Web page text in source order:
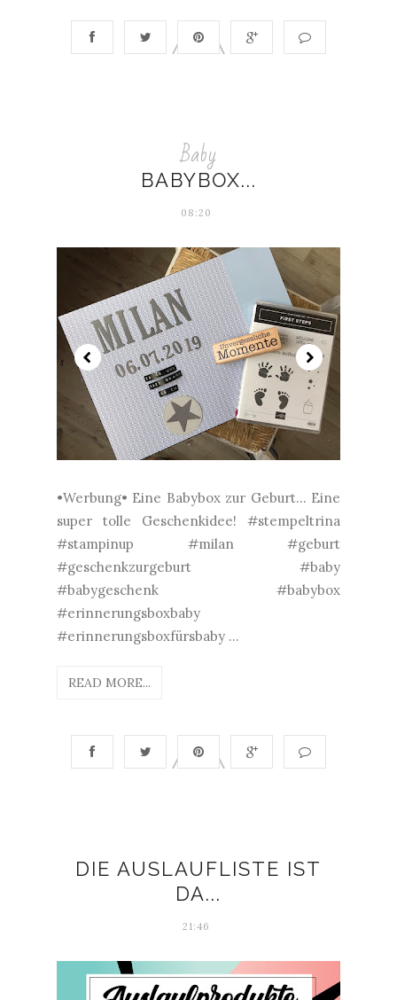
Baby
BABYBOX...
08:20
•Werbung• Eine Babybox zur Geburt... Eine
super tolle Geschenkidee! #stempeltrina
#stampinup #milan #geburt
#geschenkzurgeburt #baby
#babygeschenk #babybox
#erinnerungsboxbaby
#erinnerungsboxfürsbaby ...
READ MORE...
DIE AUSLAUFLISTE IST
DA...
21:46